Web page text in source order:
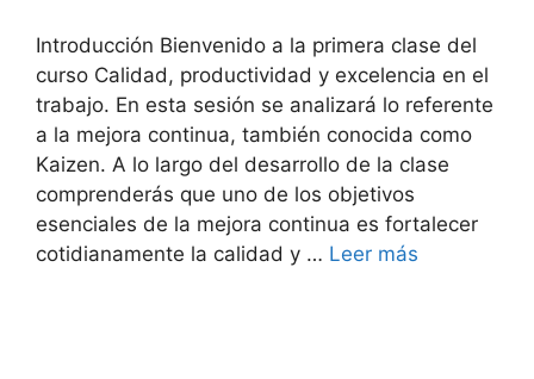
Introducción Bienvenido a la primera clase del
curso Calidad, productividad y excelencia en el
trabajo. En esta sesión se analizará lo referente
a la mejora continua, también conocida como
Kaizen. A lo largo del desarrollo de la clase
comprenderás que uno de los objetivos
esenciales de la mejora continua es fortalecer
cotidianamente la calidad y … Leer más